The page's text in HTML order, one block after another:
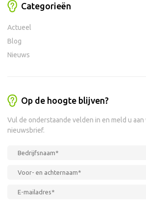
Categorieën
Actueel
Blog
Nieuws
Op de hoogte blijven?
Vul de onderstaande velden in en meld u
nieuwsbrief.